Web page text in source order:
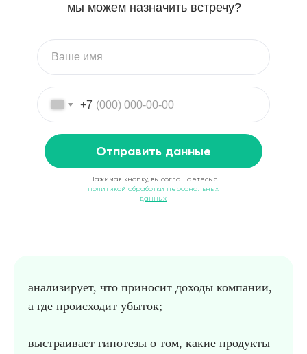
мы можем назначить встречу?
Нажимая кнопку, вы соглашаетесь с
политикой обработки персональных
данных
+7
Отправить данные
анализирует, что приносит доходы компании,
а где происходит убыток;
выстраивает гипотезы о том, какие продукты